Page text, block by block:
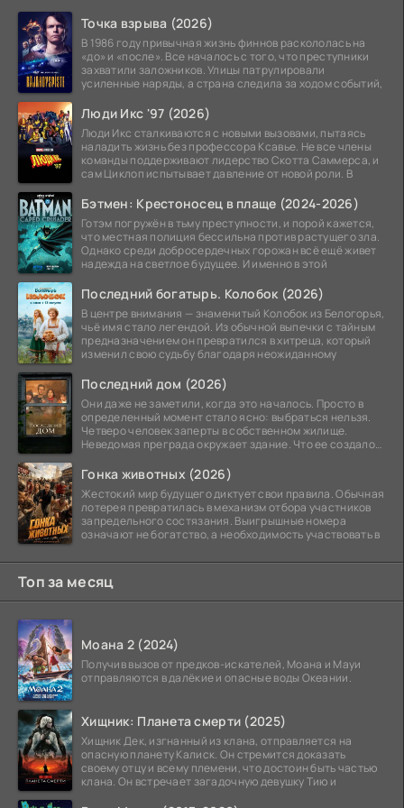
Точка взрыва (2026)
В 1986 году привычная жизнь финнов раскололась на
«до» и «после». Все началось с того, что преступники
захватили заложников. Улицы патрулировали
усиленные наряды, а страна следила за ходом событий,
Люди Икс '97 (2026)
Люди Икс сталкиваются с новыми вызовами, пытаясь
наладить жизнь без профессора Ксавье. Не все члены
команды поддерживают лидерство Скотта Саммерса, и
сам Циклоп испытывает давление от новой роли. В
Бэтмен: Крестоносец в плаще (2024-2026)
Готэм погружён в тьму преступности, и порой кажется,
что местная полиция бессильна против растущего зла.
Однако среди добросердечных горожан всё ещё живет
надежда на светлое будущее. И именно в этой
Последний богатырь. Колобок (2026)
В центре внимания — знаменитый Колобок из Белогорья,
чьё имя стало легендой. Из обычной выпечки с тайным
предназначением он превратился в хитреца, который
изменил свою судьбу благодаря неожиданному
Последний дом (2026)
Они даже не заметили, когда это началось. Просто в
определенный момент стало ясно: выбраться нельзя.
Четверо человек заперты в собственном жилище.
Неведомая преграда окружает здание. Что ее создало
Гонка животных (2026)
Жестокий мир будущего диктует свои правила. Обычная
лотерея превратилась в механизм отбора участников
запредельного состязания. Выигрышные номера
означают не богатство, а необходимость участвовать в
Топ за месяц
Моана 2 (2024)
Получив вызов от предков-искателей, Моана и Мауи
отправляются в далёкие и опасные воды Океании.
Хищник: Планета смерти (2025)
Хищник Дек, изгнанный из клана, отправляется на
опасную планету Калиск. Он стремится доказать
своему отцу и всему племени, что достоин быть частью
клана. Он встречает загадочную девушку Тию и